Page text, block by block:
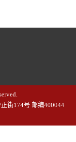
街174号 邮编400044